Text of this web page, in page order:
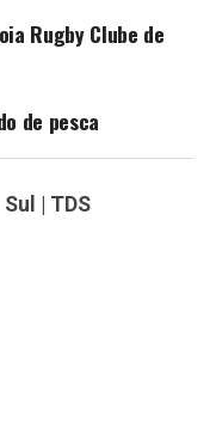
Rugby Clube de
de pesca
| TDS